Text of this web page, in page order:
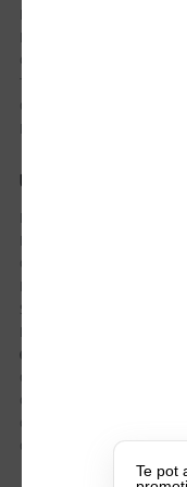
Istoric comenzi
Mostre si Conditii Retur
Cum comanzi
Termen de livrare
Costuri de livrare
Politica de returnare a
UTILE
Despre Noi
Echipa Update Advertising
CSR si Implicare sociala
Branduri partenere
Suport dedicat si Intrebari
BLOG – Promo Tips&Tricks
Certificari si Sustenabilitate
Cariere la Update
CATALOAGE
Contactează-ne
Te pot